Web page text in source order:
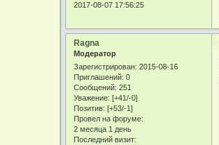
2017-08-07 17:56:25
Ragna
Модератор
Зарегистрирован: 2015-08-16
Приглашений: 0
Сообщений: 251
Уважение: [+41/-0]
Позитив: [+53/-1]
Провел на форуме:
2 месяца 1 день
Последний визит: